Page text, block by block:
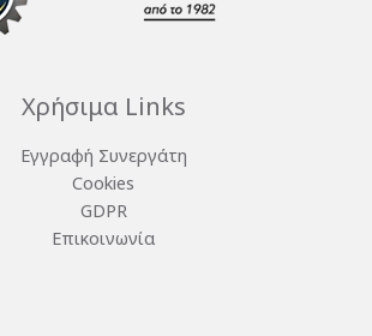
Χρήσιμα Links
Εγγραφή Συνεργάτη
Cookies
GDPR
Επικοινωνία